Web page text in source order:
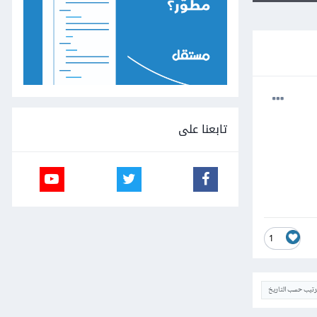
1
حسب التاريخ
تابعنا على